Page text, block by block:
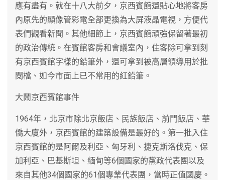
應有盡有。就在十八大前夕，京西賓館還貼心地將客房
內原先的顯像管彩電全部更換為大屏液晶電視，方便代
表們觀看新聞。其他細節上，京西賓館頑強保留著最初
的政治傳統。在賓館客房和會議室內，住客除可拿到刻
有京西賓館字樣的鉛筆外，還可拿到被高層領導用於批
閱檔、如今市面上已不常用的紅鉛筆。
大鬧京西賓館事件
1964年，北京市除北京飯店、民族飯店、前門飯店、華
僑大廈外，京西賓館的建築設備是最好的。第一批入住
京西賓館的是阿爾及利亞、匈牙利、捷克斯洛伐克、保
加利亞、巴基斯坦、緬甸等6個國家的黨政代表團以及
來自其他34個國家的61個專業代表團，當時正值國慶。